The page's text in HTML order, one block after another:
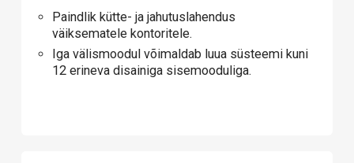
Paindlik kütte- ja jahutuslahendus
väiksematele kontoritele.
Iga välismoodul võimaldab luua süsteemi kuni
12 erineva disainiga sisemooduliga.